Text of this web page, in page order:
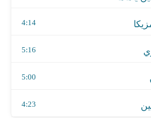
4:14
5:16
5:00
4:23